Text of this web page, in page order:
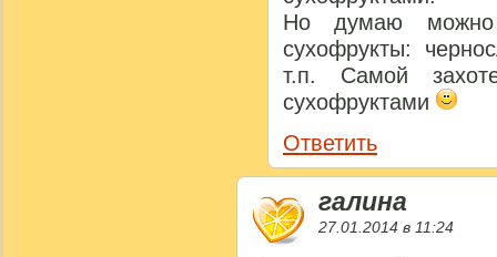
Но думаю можно
сухофрукты:
т.п. Самой
сухофруктами
Ответить
галина
27.01.2014 в 11:24